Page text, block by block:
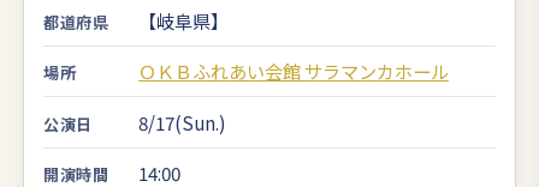
都道府県 【岐阜県】
場所 ＯＫＢふれあい会館 サラマンカホール
公演日 8/17(Sun.)
開演時間 14:00